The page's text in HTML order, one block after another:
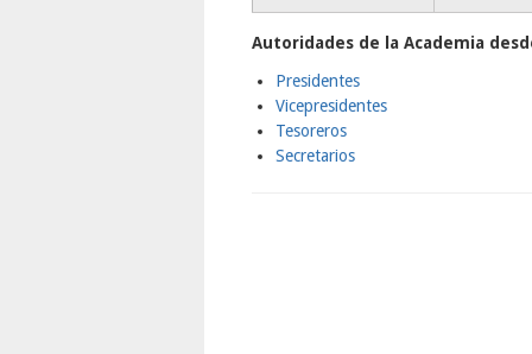
Autoridades de la Academia
Presidentes
Vicepresidentes
Tesoreros
Secretarios